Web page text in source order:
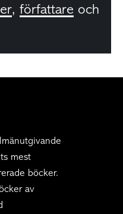
, författare och
mest
böcker.
av